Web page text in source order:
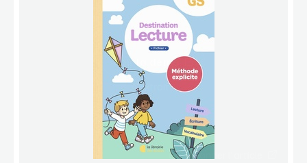
Voir la démo
Extrait
Commander l'article